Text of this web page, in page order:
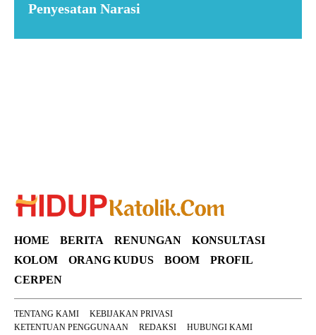
Penyesatan Narasi
HOME BERITA RENUNGAN
KONSULTASI
KOLOM
ORANG KUDUS BOOM
PROFIL
CERPEN
TENTANG KAMI
KEBIJAKAN PRIVASI
KETENTUAN PENGGUNAAN
REDAKSI HUBUNGI KAMI